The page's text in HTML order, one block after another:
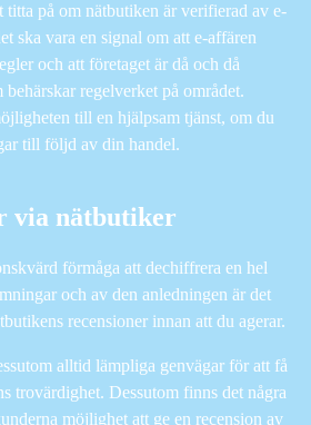
på om nätbutiken är verifierad av e-
ska vara en signal om att e-affären
och att företaget är då och då
behärskar regelverket på området.
till en hjälpsam tjänst, om du
till följd av din handel.
via nätbutiker
förmåga att dechiffrera en hel
och av den anledningen är det
recensioner innan att du agerar.
alltid lämpliga genvägar för att få
trovärdighet. Dessutom finns det några
möjlighet att ge en recension av